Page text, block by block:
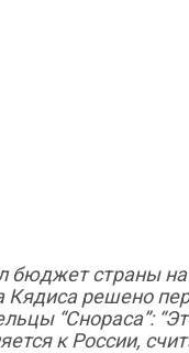
бюджет страны на
решено
“Снораса”:
к России,